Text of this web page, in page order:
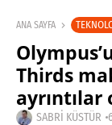
ANA SAYFA
Thirds
ayrıntılar
SABRI KÜSTÜR